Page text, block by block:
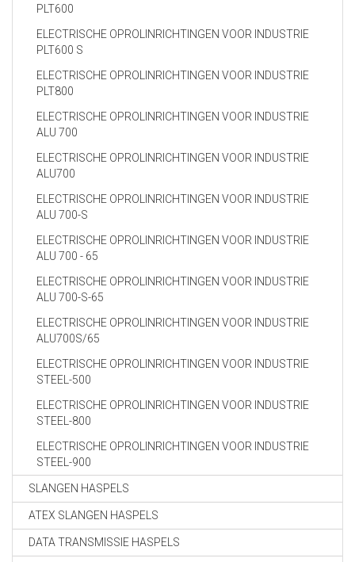
PLT600
ELECTRISCHE OPROLINRICHTINGEN VOOR INDUSTRIE
PLT600 S
ELECTRISCHE OPROLINRICHTINGEN VOOR INDUSTRIE
PLT800
ELECTRISCHE OPROLINRICHTINGEN VOOR INDUSTRIE
ALU 700
ELECTRISCHE OPROLINRICHTINGEN VOOR INDUSTRIE
ALU700
ELECTRISCHE OPROLINRICHTINGEN VOOR INDUSTRIE
ALU 700-S
ELECTRISCHE OPROLINRICHTINGEN VOOR INDUSTRIE
ALU 700 - 65
ELECTRISCHE OPROLINRICHTINGEN VOOR INDUSTRIE
ALU 700-S-65
ELECTRISCHE OPROLINRICHTINGEN VOOR INDUSTRIE
ALU700S/65
ELECTRISCHE OPROLINRICHTINGEN VOOR INDUSTRIE
STEEL-500
ELECTRISCHE OPROLINRICHTINGEN VOOR INDUSTRIE
STEEL-800
ELECTRISCHE OPROLINRICHTINGEN VOOR INDUSTRIE
STEEL-900
SLANGEN HASPELS
ATEX SLANGEN HASPELS
DATA TRANSMISSIE HASPELS